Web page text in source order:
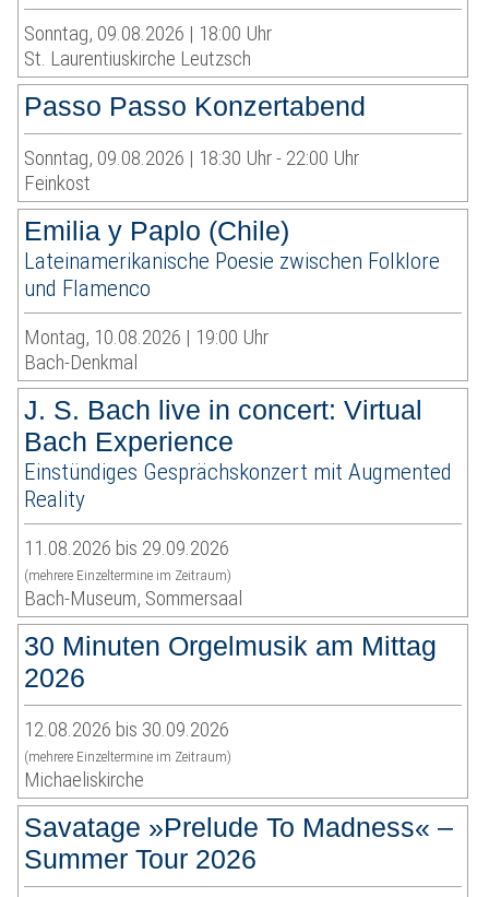
Sonntag, 09.08.2026 | 18:00 Uhr
St. Laurentiuskirche Leutzsch
Passo Passo Konzertabend
Sonntag, 09.08.2026 | 18:30 Uhr - 22:00 Uhr
Feinkost
Emilia y Paplo (Chile)
Lateinamerikanische Poesie zwischen Folklore
und Flamenco
Montag, 10.08.2026 | 19:00 Uhr
Bach-Denkmal
J. S. Bach live in concert: Virtual
Bach Experience
Einstündiges Gesprächskonzert mit Augmented
Reality
11.08.2026 bis 29.09.2026
(mehrere Einzeltermine im Zeitraum)
Bach-Museum, Sommersaal
30 Minuten Orgelmusik am Mittag
2026
12.08.2026 bis 30.09.2026
(mehrere Einzeltermine im Zeitraum)
Michaeliskirche
Savatage »Prelude To Madness« –
Summer Tour 2026